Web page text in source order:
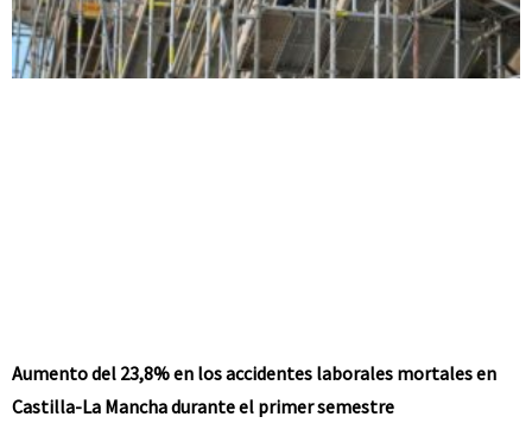
Aumento del 23,8% en los accidentes laborales mortales en
Castilla-La Mancha durante el primer semestre